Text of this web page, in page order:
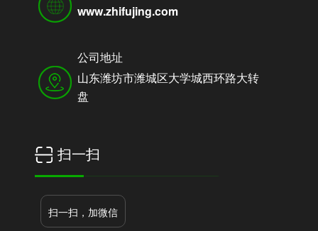
www.zhifujing.com
公司地址
山东潍坊市潍城区大学城西环路大转
盘
扫一扫
扫一扫，加微信